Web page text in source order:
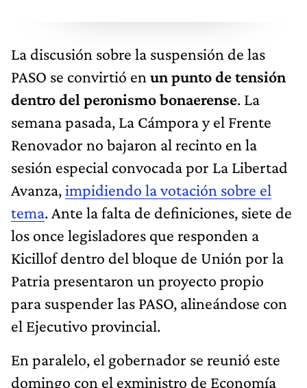
La discusión sobre la suspensión de las
PASO se convirtió en un punto de tensión
dentro del peronismo bonaerense. La
semana pasada, La Cámpora y el Frente
Renovador no bajaron al recinto en la
sesión especial convocada por La Libertad
Avanza,impidiendo la votación sobre el
tema. Ante la falta de definiciones, siete de
los once legisladores que responden a
Kicillof dentro del bloque de Unión por la
Patria presentaron un proyecto propio
para suspender las PASO, alineándose con
el Ejecutivo provincial.
En paralelo, el gobernador se reunió este
domingo con el exministro de Economía